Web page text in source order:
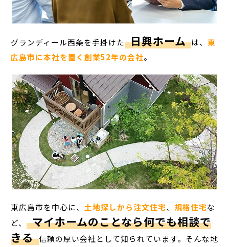
グランディール西条を手掛けた 日興ホーム は、東
広島市に本社を置く創業52年の会社。
東広島市を中心に、 土地探しから注文住宅、 規格住宅な
ど、 マイホームのことなら何でも相談で
きる 信頼の厚い会社として知られています。そんな地